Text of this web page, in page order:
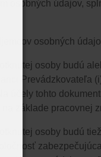
osobných údajov,​​
osobných
osoby budú
Prevádzkovateľa
Na účely tohto
na základe
osoby budú